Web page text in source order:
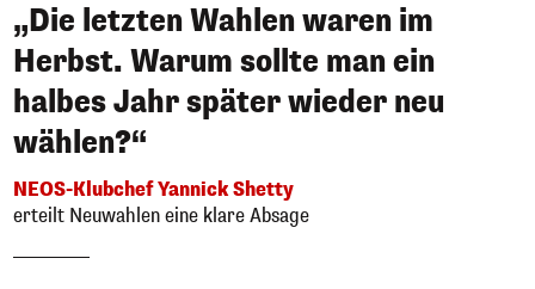
„Die letzten Wahlen waren im
Herbst. Warum sollte man ein
halbes Jahr später wieder neu
wählen?“
NEOS-Klubchef Yannick Shetty
erteilt Neuwahlen eine klare Absage